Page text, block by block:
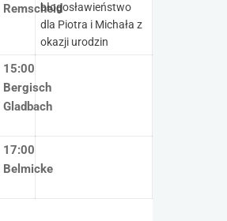
Remscheidbłogosławieństwo
dla Piotra i Michała z
okazji urodzin
15:00
Bergisch
Gladbach
17:00
Belmicke